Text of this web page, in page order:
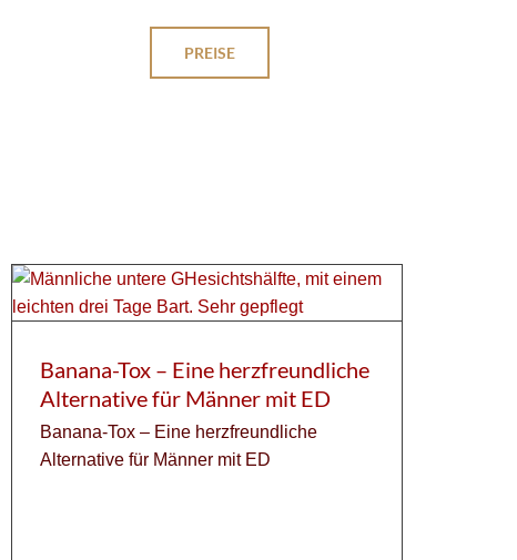
PREISE
Banana-Tox – Eine herzfreundliche
Alternative für Männer mit ED
Banana-Tox – Eine herzfreundliche
Alternative für Männer mit ED